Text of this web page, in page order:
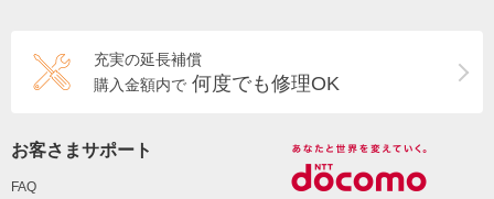
充実の延長補償
購入金額内で 何度でも修理OK
お客さまサポート
FAQ